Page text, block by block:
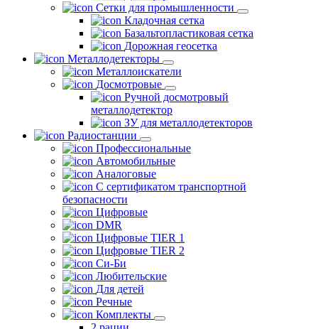
Сетки для промышленности
Кладочная сетка
Базальтопластиковая сетка
Дорожная геосетка
Металлодетекторы
Металлоискатели
Досмотровые
Ручной досмотровый
металлодетектор
ЗУ для металлодетекторов
Радиостанции
Профессиональные
Автомобильные
Аналоговые
С сертификатом транспортной
безопасности
Цифровые
DMR
Цифровые TIER 1
Цифровые TIER 2
Си-Би
Любительские
Для детей
Речные
Комплекты